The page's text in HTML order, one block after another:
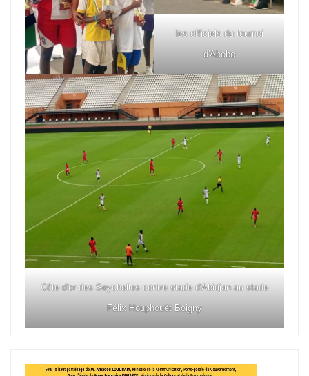
les officiels du tournoi
d'Abobo
Côte d'or des Seychelles contre stade d'Abidjan au stade
Félix Houphouët Boigny